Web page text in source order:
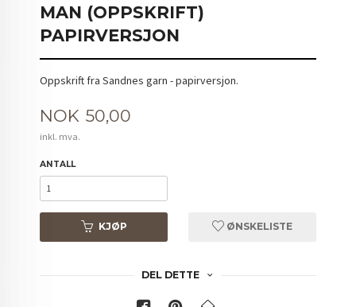
MAN (OPPSKRIFT)
PAPIRVERSJON
Oppskrift fra Sandnes garn - papirversjon.
Pris
NOK 50,00
inkl. mva.
ANTALL
KJØP ØNSKELISTE
DEL DETTE